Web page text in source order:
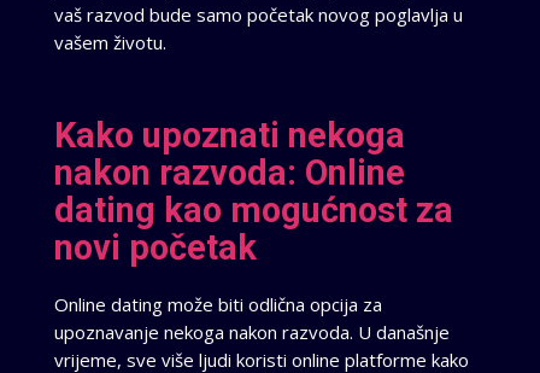
vaš razvod bude samo početak novog poglavlja u
vašem životu.
Kako upoznati nekoga
nakon razvoda: Online
dating kao mogućnost za
novi početak
Online dating može biti odlična opcija za
upoznavanje nekoga nakon razvoda. U današnje
vrijeme, sve više ljudi koristi online platforme kako